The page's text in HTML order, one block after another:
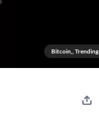
Bitcoin,, Trending